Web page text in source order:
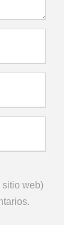
sitio web)